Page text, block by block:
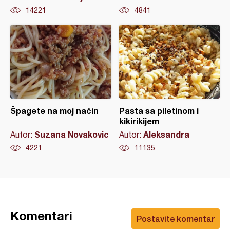
14221 4841
Špagete na moj način
Autor: Suzana Novakovic
4221
Pasta sa piletinom i
kikirikijem
Autor: Aleksandra
11135
Postavite komentar
Komentari